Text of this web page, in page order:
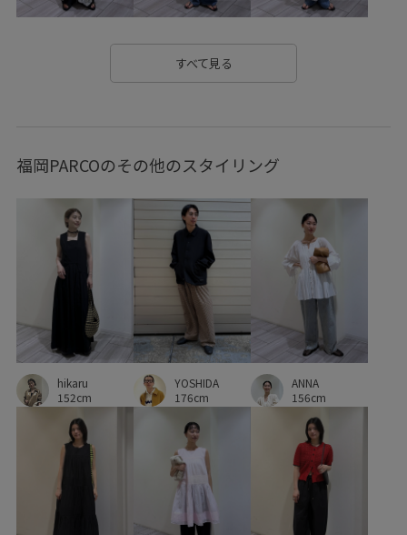
SETUP WEB限定 ゆったり アクセサリー
イージーパンツ
カジュアル コットン
スッキリ ストレスフリー スラックス
セットアップ対象商品 デニム合わせ ニット
ボーダー ポインテッドトゥ モード レザー調
ローヒール 光沢感 薄手 透け感
長め丈 長財布
すべて見る
福岡PARCOのその他のスタイリング
hikaru
152cm
YOSHIDA
176cm
ANNA
156cm